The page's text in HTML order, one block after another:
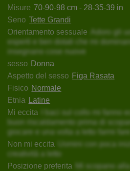
Misure 70-90-98 cm - 28-35-39 in
Seno Tette Grandi
Orientamento sessuale
Adoro gli
esperti e ben dotati che mi
insegnano cose nuove
sesso Donna
Aspetto del sesso Figa Rasata
Fisico Normale
Etnia Latine
Mi eccita
I baci sul collo mi fanno
buon riscaldamento prima di
giocare e una volta a letto farmi
Non mi eccita
Uomini con poca
creatività a letto
Posizione preferita
Mi scopano